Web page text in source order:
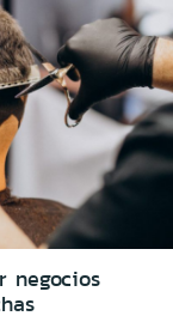
negocios